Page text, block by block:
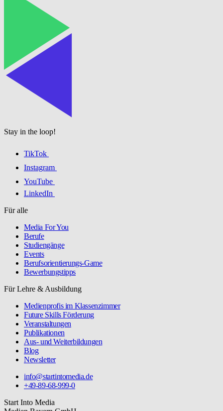
Stay in the loop!
TikTok
Instagram
YouTube
LinkedIn
Für alle
Media For You
Berufe
Studiengänge
Events
Berufsorientierungs-Game
Bewerbungstipps
Für Lehre & Ausbildung
Medienprofis im Klassenzimmer
Future Skills Förderung
Veranstaltungen
Publikationen
Aus- und Weiterbildungen
Blog
Newsletter
info@startintomedia.de
+49-89-68-999-0
Start Into Media